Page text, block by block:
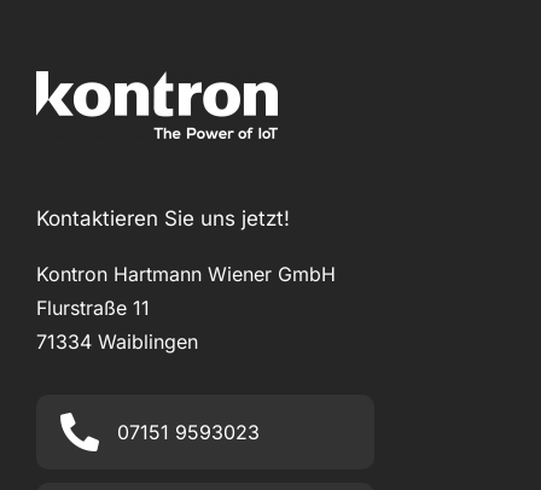
Kontaktieren Sie uns jetzt!
Kontron Hartmann Wiener GmbH
Flurstraße 11
71334 Waiblingen
07151 9593023